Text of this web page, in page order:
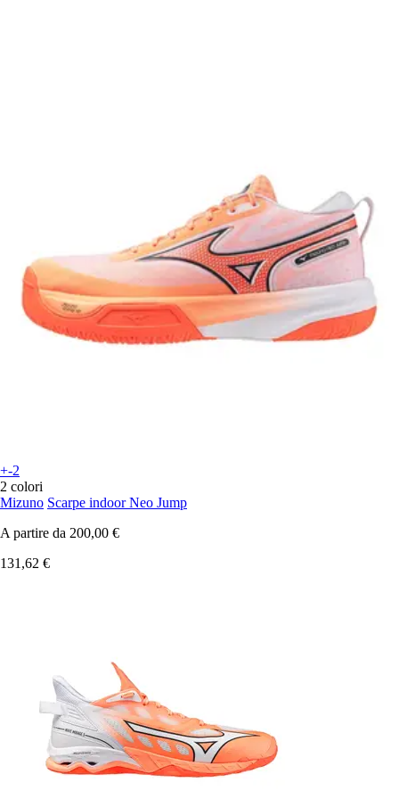
+-2
2 colori
Mizuno Scarpe indoor Neo Jump
A partire da 200,00 €
131,62 €